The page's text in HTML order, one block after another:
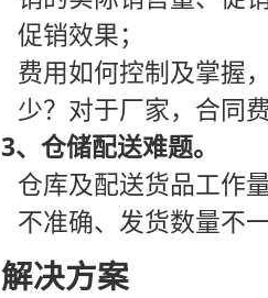
促销效果；
费用如何控制及掌握
少？对于厂家，合同
3、仓储配送难题。
仓库及配送货品工作
不准确、发货数量不
解决方案